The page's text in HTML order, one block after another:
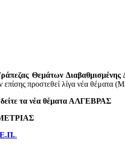
Θεμάτων Διαβαθμισμένης
προστεθεί λίγα νέα θέματα
δείτε τα νέα θέματα ΑΛΓΕΒΡΑΣ
.